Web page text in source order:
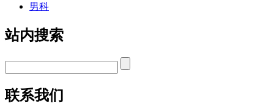
男科
站内搜索
联系我们